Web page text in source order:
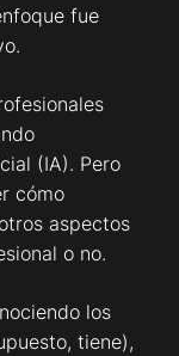
fue
(IA). Pero
cómo
aspectos
o no.
los
tiene),